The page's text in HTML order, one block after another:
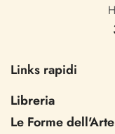
Links rapidi
Libreria
Le Forme dell'Arte